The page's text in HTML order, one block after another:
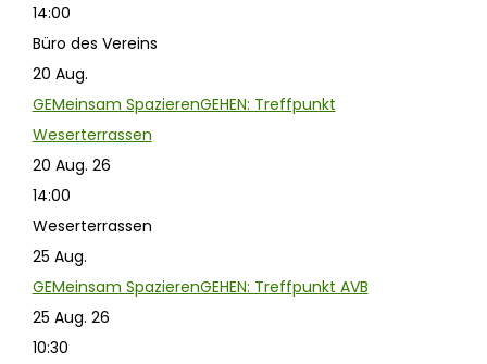
14:00
Büro des Vereins
20 Aug.
GEMeinsam SpazierenGEHEN: Treffpunkt
Weserterrassen
20 Aug. 26
14:00
Weserterrassen
25 Aug.
GEMeinsam SpazierenGEHEN: Treffpunkt AVB
25 Aug. 26
10:30